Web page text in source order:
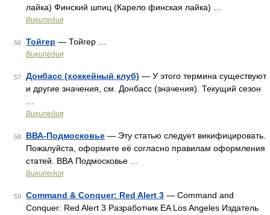
лайка) Финский шпиц (Карело финская лайка) …
Википедия
56 Тойгер — Тойгер …
Википедия
57 Донбасс (хоккейный клуб) — У этого термина существуют
и другие значения, см. Донбасс (значения). Текущий сезон
Википедия
58 ВВА-Подмосковье — Эту статью следует викифицировать.
Пожалуйста, оформите её согласно правилам оформления
статей. ВВА Подмосковье …
Википедия
59 Command & Conquer: Red Alert 3 — Command and
Conquer: Red Alert 3 Разработчик EA Los Angeles Издатель